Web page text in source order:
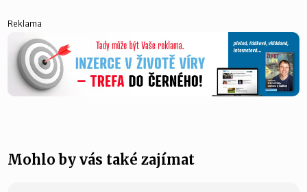
Reklama
Mohlo by vás také zajímat